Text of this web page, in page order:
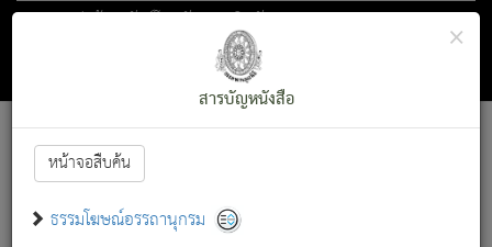
ตอน 1 ว่าด้วย สัตว์โลกกับจตุราริยสัจ
สารบัญ×
สารบัญหนังสือ
หน้าจอสืบค้น
ธรรมโฆษณ์อรรถานุกรม
Font :15 ]||
สัตว์โลกนี้ เกิดความเดือดร้อนแล้ว มีผัสสะบังหน้า